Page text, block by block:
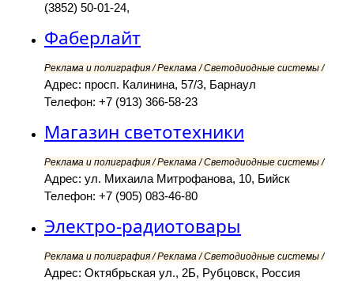
(3852) 50-01-24,
Фаберлайт
Реклама и полиграфия / Реклама / Светодиодные системы /
Адрес: просп. Калинина, 57/3, Барнаул
Телефон: +7 (913) 366-58-23
Магазин светотехники
Реклама и полиграфия / Реклама / Светодиодные системы /
Адрес: ул. Михаила Митрофанова, 10, Бийск
Телефон: +7 (905) 083-46-80
Электро-радиотовары
Реклама и полиграфия / Реклама / Светодиодные системы /
Адрес: Октябрьская ул., 2Б, Рубцовск, Россия